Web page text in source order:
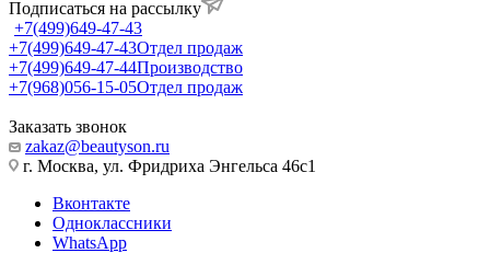
Подписаться на рассылку
+7(499)649-47-43
+7(499)649-47-43Отдел продаж
+7(499)649-47-44Производство
+7(968)056-15-05Отдел продаж
Заказать звонок
zakaz@beautyson.ru
г. Москва, ул. Фридриха Энгельса 46с1
Вконтакте
Одноклассники
WhatsApp